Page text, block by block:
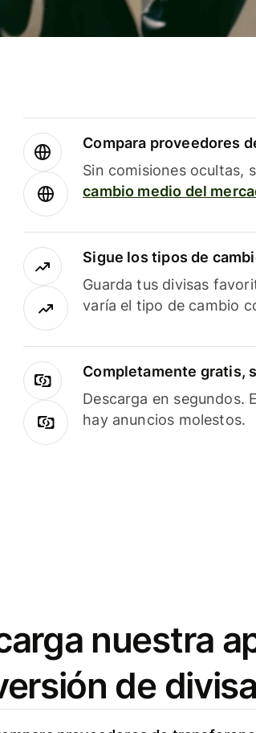
Compara proveedores
Sin comisiones ocultas,
cambio medio del
Sigue los tipos de
Guarda tus divisas
varía el tipo de cambio
Completamente gratis,
Descarga en segundos.
hay anuncios molestos.
nuestra
de